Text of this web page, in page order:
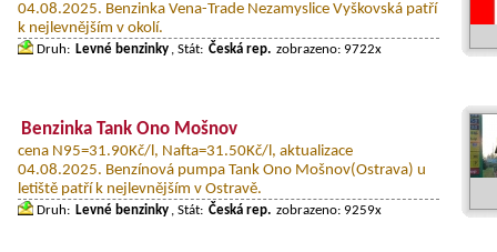
04.08.2025. Benzinka Vena-Trade Nezamyslice Vyškovská patří
k nejlevnějším v okolí.
Druh: Levné benzinky , Stát: Česká rep. zobrazeno: 9722x
Benzinka Tank Ono Mošnov
cena N95=31.90Kč/l, Nafta=31.50Kč/l, aktualizace
04.08.2025. Benzínová pumpa Tank Ono Mošnov(Ostrava) u
letiště patří k nejlevnějším v Ostravě.
Druh: Levné benzinky , Stát: Česká rep. zobrazeno: 9259x